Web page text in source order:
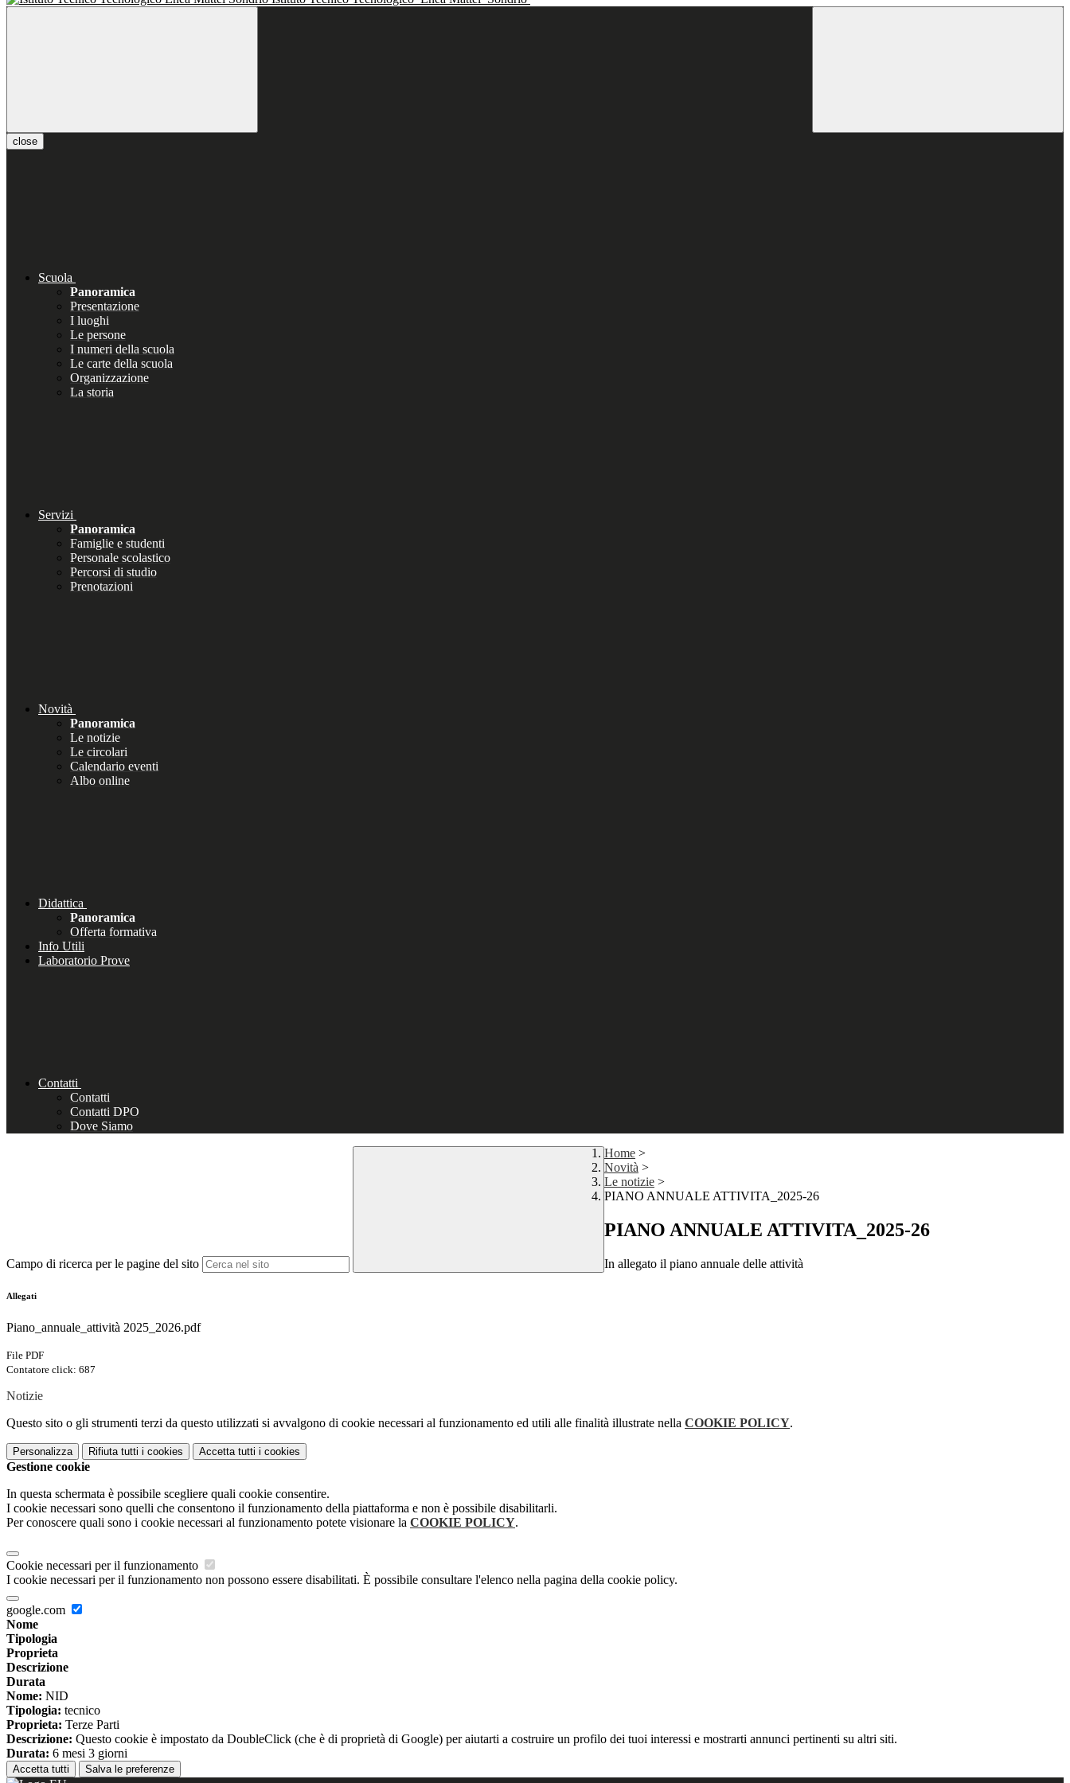
close
Scuola
Panoramica
Presentazione
I luoghi
Le persone
I numeri della scuola
Le carte della scuola
Organizzazione
La storia
Servizi
Panoramica
Famiglie e studenti
Personale scolastico
Percorsi di studio
Prenotazioni
Novità
Panoramica
Le notizie
Le circolari
Calendario eventi
Albo online
Didattica
Panoramica
Offerta formativa
Info Utili
Laboratorio Prove
Contatti
Contatti
Contatti DPO
Dove Siamo
Campo di ricerca per le pagine del sito
Home >
Novità >
Le notizie >
PIANO ANNUALE ATTIVITA_2025-26
PIANO ANNUALE ATTIVITA_2025-26
In allegato il piano annuale delle attività
Allegati
Piano_annuale_attività 2025_2026.pdf
File PDF
Contatore click: 687
Notizie
Questo sito o gli strumenti terzi da questo utilizzati si avvalgono di cookie necessari al funzionamento ed utili alle finalità illustrate nella COOKIE POLICY.
Personalizza Rifiuta tutti i cookies Accetta tutti i cookies
Gestione cookie
In questa schermata è possibile scegliere quali cookie consentire.
I cookie necessari sono quelli che consentono il funzionamento della piattaforma e non è possibile disabilitarli.
Per conoscere quali sono i cookie necessari al funzionamento potete visionare la COOKIE POLICY.
Cookie necessari per il funzionamento
I cookie necessari per il funzionamento non possono essere disabilitati. È possibile consultare l'elenco nella pagina della cookie policy.
google.com
Nome
Tipologia
Proprieta
Descrizione
Durata
Nome: NID
Tipologia: tecnico
Proprieta: Terze Parti
Descrizione: Questo cookie è impostato da DoubleClick (che è di proprietà di Google) per aiutarti a costruire un profilo dei tuoi interessi e mostrarti annunci pertinenti su altri siti.
Durata: 6 mesi 3 giorni
Accetta tutti Salva le preferenze